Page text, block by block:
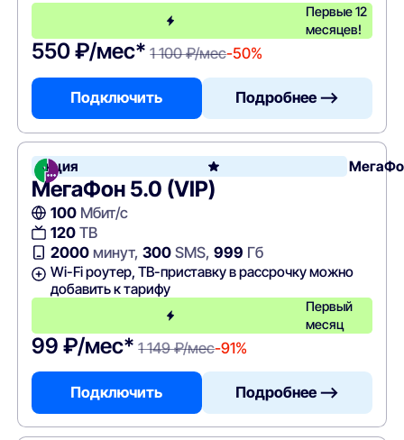
Первые 12
месяцев!
550 ₽/мес* 1 100 ₽/мес-50%
Подключить Подробнее —>
Акция
МегаФон 5.0 (VIP)
100Мбит/с
120ТВ
2000минут, 300SMS, 999 Гб
Wi-Fi роутер, ТВ-приставку в рассрочку можно
добавить к тарифу
Первый
месяц
99 ₽/мес* 1 149 ₽/мес-91%
Подключить Подробнее —>